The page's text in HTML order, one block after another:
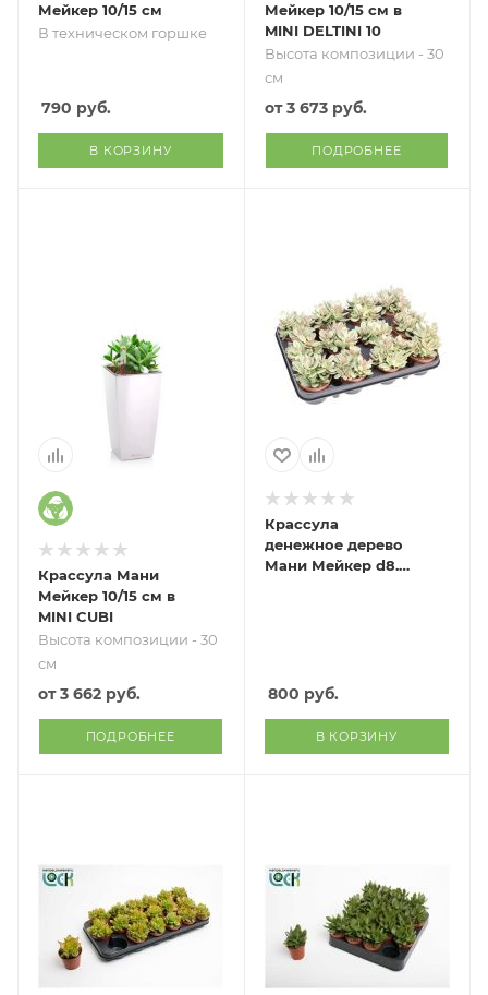
Мейкер 10/15 см
В техническом горшке
790 руб.
В КОРЗИНУ
Мейкер 10/15 см в
MINI DELTINI 10
Высота композиции - 30
см
от3 673 руб.
ПОДРОБНЕЕ
Крассула Мани
Мейкер 10/15 см в
MINI CUBI
Высота композиции - 30
см
от3 662 руб.
ПОДРОБНЕЕ
Крассула
денежное дерево
Мани Мейкер d8.5
800 руб.
В КОРЗИНУ